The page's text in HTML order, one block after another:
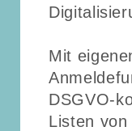
Mit
DSGVO-
Listen